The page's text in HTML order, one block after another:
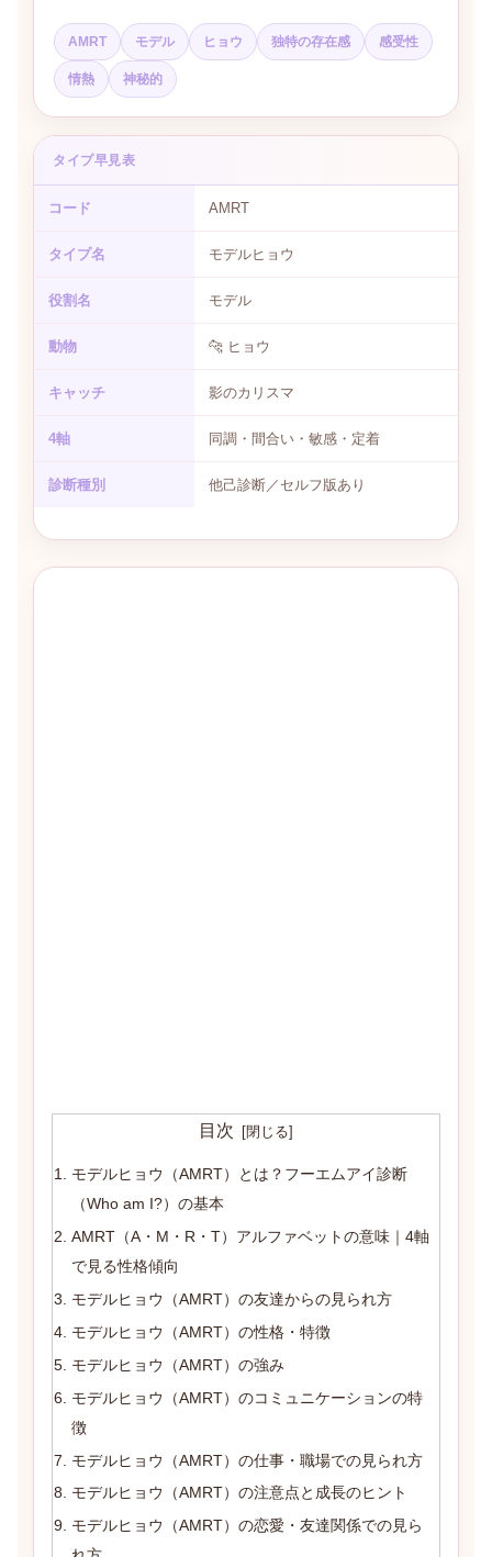
AMRT モデル ヒョウ 独特の存在感 感受性
情熱 神秘的
タイプ早見表
コード AMRT
タイプ名 モデルヒョウ
役割名 モデル
動物 🐆 ヒョウ
キャッチ 影のカリスマ
4軸 同調・間合い・敏感・定着
診断種別 他己診断／セルフ版あり
目次
モデルヒョウ（AMRT）とは？フーエムアイ診断
（Who am I?）の基本
AMRT（A・M・R・T）アルファベットの意味｜4軸
で見る性格傾向
モデルヒョウ（AMRT）の友達からの見られ方
モデルヒョウ（AMRT）の性格・特徴
モデルヒョウ（AMRT）の強み
モデルヒョウ（AMRT）のコミュニケーションの特
徴
モデルヒョウ（AMRT）の仕事・職場での見られ方
モデルヒョウ（AMRT）の注意点と成長のヒント
モデルヒョウ（AMRT）の恋愛・友達関係での見ら